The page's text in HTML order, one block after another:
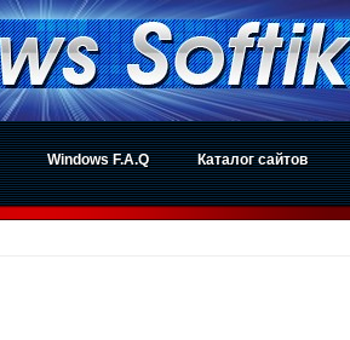
Windows F.A.Q Каталог сайтов